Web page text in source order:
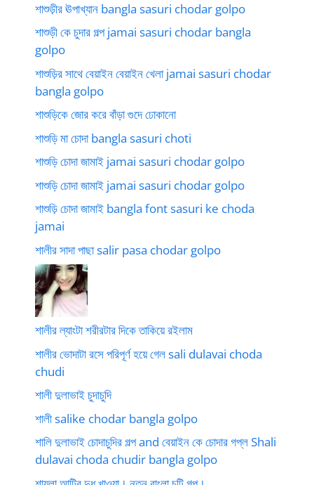
শাশুড়ীর ঊপাখ্যান bangla sasuri chodar golpo
শাশুড়ী কে চুদার গল্প jamai sasuri chodar bangla
golpo
শাশুড়ির সাথে বেয়াইন বেয়াইন খেলা jamai sasuri chodar
bangla golpo
শাশুড়িকে জোর করে বাঁড়া গুদে ঢোকানো
শাশুড়ি মা চোদা bangla sasuri choti
শাশুড়ি চোদা জামাই jamai sasuri chodar golpo
শাশুড়ি চোদা জামাই jamai sasuri chodar golpo
শাশুড়ি চোদা জামাই bangla font sasuri ke choda
jamai
শালীর সাদা পাছা salir pasa chodar golpo
শালীর ল্যাংটা শরীরটার দিকে তাকিয়ে রইলাম
শালীর ভোদাটা রসে পরিপূর্ণ হয়ে গেল sali dulavai choda
chudi
শালী দুলাভাই চুদাচুদি
শালী salike chodar bangla golpo
শালি দুলাভাই চোদাচুদির গল্প and বেয়াইন কে চোদার গপ্ল Shali
dulavai choda chudir bangla golpo